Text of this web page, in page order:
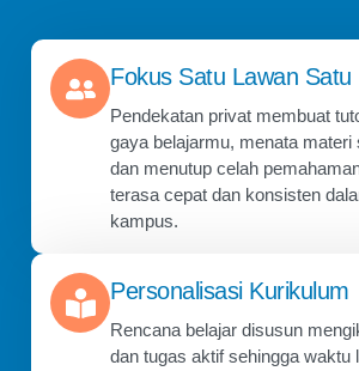
Fokus Satu Lawan Satu
Pendekatan privat membuat
gaya belajarmu, menata materi
dan menutup celah
terasa cepat dan konsisten
kampus.
Personalisasi Kurikulum
Rencana belajar disusun
dan tugas aktif sehingga waktu